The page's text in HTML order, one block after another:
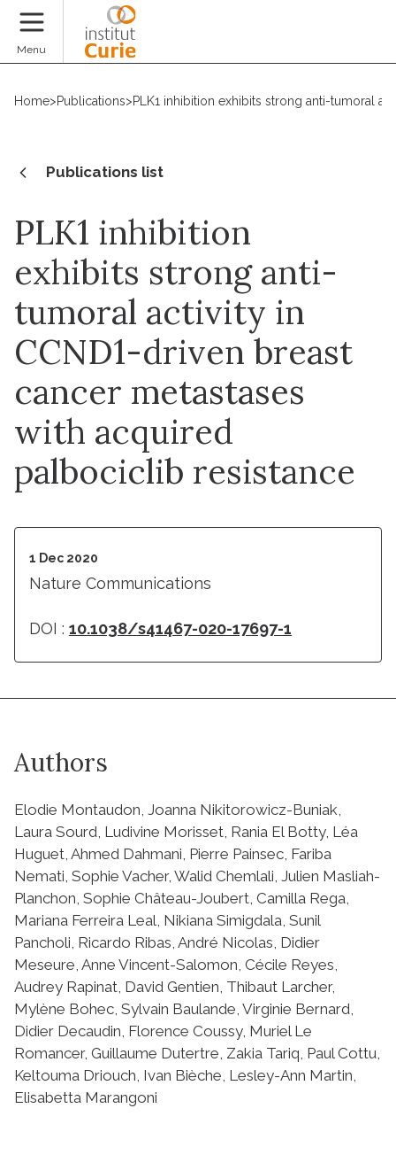
Menu
Home>Publications>PLK1 inhibition exhibits strong anti-tumoral
Publications list
PLK1 inhibition
exhibits strong anti-
tumoral activity in
CCND1-driven breast
cancer metastases
with acquired
palbociclib resistance
1 Dec 2020
Nature Communications
DOI : 10.1038/s41467-020-17697-1
Authors
Elodie Montaudon, Joanna Nikitorowicz-Buniak,
Laura Sourd, Ludivine Morisset, Rania El Botty, Léa
Huguet, Ahmed Dahmani, Pierre Painsec, Fariba
Nemati, Sophie Vacher, Walid Chemlali, Julien Masliah-
Planchon, Sophie Château-Joubert, Camilla Rega,
Mariana Ferreira Leal, Nikiana Simigdala, Sunil
Pancholi, Ricardo Ribas, André Nicolas, Didier
Meseure, Anne Vincent-Salomon, Cécile Reyes,
Audrey Rapinat, David Gentien, Thibaut Larcher,
Mylène Bohec, Sylvain Baulande, Virginie Bernard,
Didier Decaudin, Florence Coussy, Muriel Le
Romancer, Guillaume Dutertre, Zakia Tariq, Paul Cottu,
Keltouma Driouch, Ivan Bièche, Lesley-Ann Martin,
Elisabetta Marangoni